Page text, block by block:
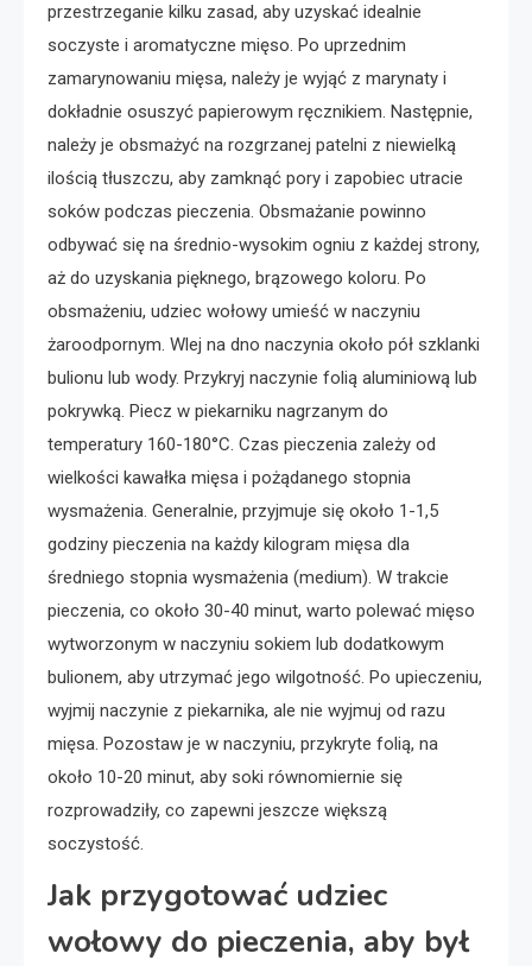
przestrzeganie kilku zasad, aby uzyskać idealnie
soczyste i aromatyczne mięso. Po uprzednim
zamarynowaniu mięsa, należy je wyjąć z marynaty i
dokładnie osuszyć papierowym ręcznikiem. Następnie,
należy je obsmażyć na rozgrzanej patelni z niewielką
ilością tłuszczu, aby zamknąć pory i zapobiec utracie
soków podczas pieczenia. Obsmażanie powinno
odbywać się na średnio-wysokim ogniu z każdej strony,
aż do uzyskania pięknego, brązowego koloru. Po
obsmażeniu, udziec wołowy umieść w naczyniu
żaroodpornym. Wlej na dno naczynia około pół szklanki
bulionu lub wody. Przykryj naczynie folią aluminiową lub
pokrywką. Piecz w piekarniku nagrzanym do
temperatury 160-180°C. Czas pieczenia zależy od
wielkości kawałka mięsa i pożądanego stopnia
wysmażenia. Generalnie, przyjmuje się około 1-1,5
godziny pieczenia na każdy kilogram mięsa dla
średniego stopnia wysmażenia (medium). W trakcie
pieczenia, co około 30-40 minut, warto polewać mięso
wytworzonym w naczyniu sokiem lub dodatkowym
bulionem, aby utrzymać jego wilgotność. Po upieczeniu,
wyjmij naczynie z piekarnika, ale nie wyjmuj od razu
mięsa. Pozostaw je w naczyniu, przykryte folią, na
około 10-20 minut, aby soki równomiernie się
rozprowadziły, co zapewni jeszcze większą
soczystość.
Jak przygotować udziec
wołowy do pieczenia, aby był